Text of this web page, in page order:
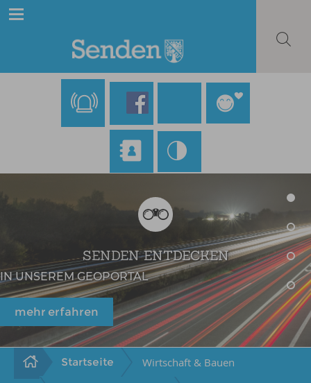
SENDEN ENTDECKEN
IN UNSEREM GEOPORTAL
mehr erfahren
Startseite Wirtschaft & Bauen